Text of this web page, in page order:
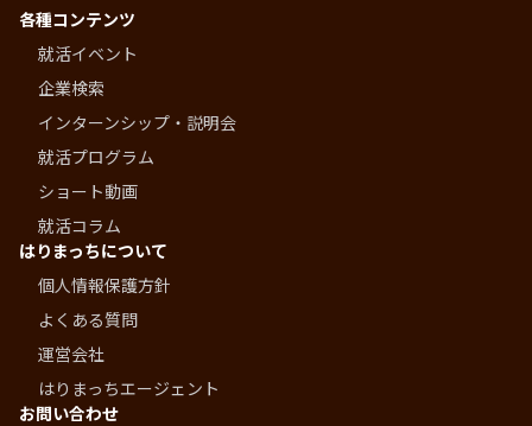
各種コンテンツ
就活イベント
企業検索
インターンシップ・説明会
就活プログラム
ショート動画
就活コラム
はりまっちについて
個人情報保護方針
よくある質問
運営会社
はりまっちエージェント
お問い合わせ